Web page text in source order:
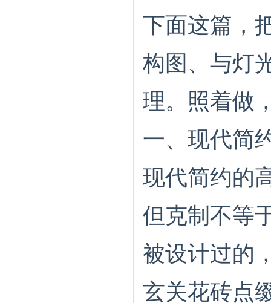
下面这篇，
构图、与灯
理。照着做
一、现代简
现代简约的
但克制不等
被设计过的
玄关花砖点